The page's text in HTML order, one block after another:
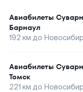
Авиабилеты
Барнаул
192 км до
Авиабилеты
Томск
221 км до